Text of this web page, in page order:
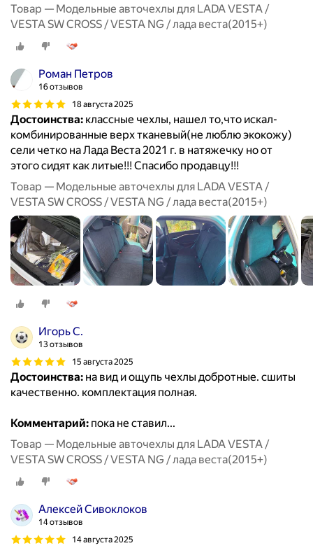
Товар — Модельные авточехлы для LADA VESTA /
VESTA SW CROSS / VESTA NG / лада веста(2015+)
Роман Петров
16 отзывов
18 августа 2025
Достоинства: классные чехлы, нашел то,что искал-
комбинированные верх тканевый(не люблю экокожу)
сели четко на Лада Веста 2021 г. в натяжечку но от
этого сидят как литые!!! Спасибо продавцу!!!
Товар — Модельные авточехлы для LADA VESTA /
VESTA SW CROSS / VESTA NG / лада веста(2015+)
Игорь С.
13 отзывов
15 августа 2025
Достоинства: на вид и ощупь чехлы добротные. сшиты
качественно. комплектация полная.
Комментарий: пока не ставил...
Товар — Модельные авточехлы для LADA VESTA /
VESTA SW CROSS / VESTA NG / лада веста(2015+)
Алексей Сивоклоков
14 отзывов
14 августа 2025